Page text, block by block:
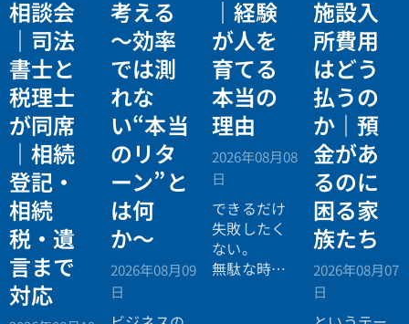
相談会
｜司法
書士と
税理士
が同席
｜相続
登記・
相続
税・遺
言まで
対応
考える
〜効率
では測
れな
い“本当
のリタ
ーン”と
は何
か〜
2026年08月09
日
｜経験
が人を
育てる
本当の
理由
2026年08月08
日
できるだけ
失敗したく
ない。
無駄な時間
施設入
所費用
はどう
払うの
か｜預
金があ
るのに
困る家
族たち
2026年08月07
日